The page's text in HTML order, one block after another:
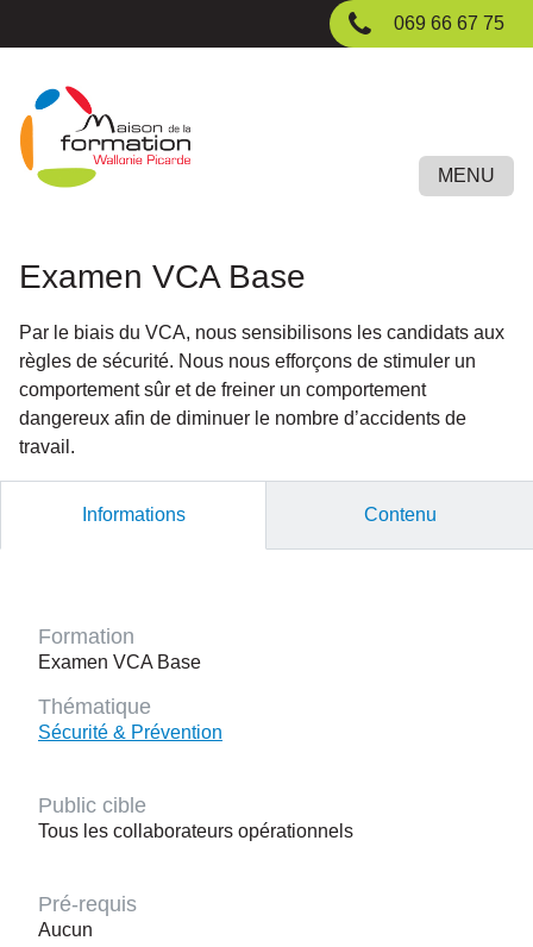
principal
069 66 67 75
MENU
Examen VCA Base
Par le biais du VCA, nous sensibilisons les candidats aux
règles de sécurité. Nous nous efforçons de stimuler un
comportement sûr et de freiner un comportement
dangereux afin de diminuer le nombre d’accidents de
travail.
Informations Contenu
Formation
Examen VCA Base
Thématique
Sécurité & Prévention
Public cible
Tous les collaborateurs opérationnels
Pré-requis
Aucun